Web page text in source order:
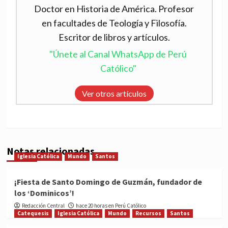
Doctor en Historia de América. Profesor
en facultades de Teología y Filosofía.
Escritor de libros y artículos.
"Únete al Canal WhatsApp de Perú
Católico"
Ver otros artículos
Notas relacionadas
Iglesia Católica Mundo Santos
¡Fiesta de Santo Domingo de Guzmán, fundador de
los ‘Dominicos’!
Redacción Central
hace 20 horas en Perú Católico
Catequesis
Iglesia Católica Mundo Recursos Santos